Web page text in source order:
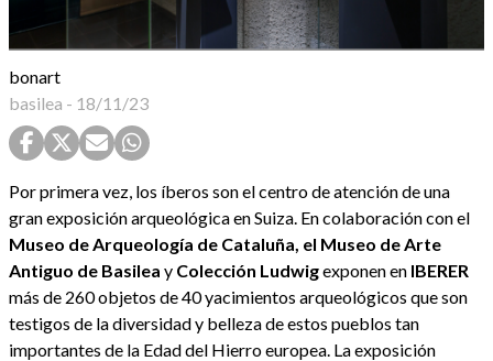
bonart
basilea - 18/11/23
Por primera vez, los íberos son el centro de atención de una
gran exposición arqueológica en Suiza. En colaboración con el
Museo de Arqueología de Cataluña, el Museo de Arte
Antiguo de Basilea y Colección Ludwigexponen en IBERER
más de 260 objetos de 40 yacimientos arqueológicos que son
testigos de la diversidad y belleza de estos pueblos tan
importantes de la Edad del Hierro europea. La exposición